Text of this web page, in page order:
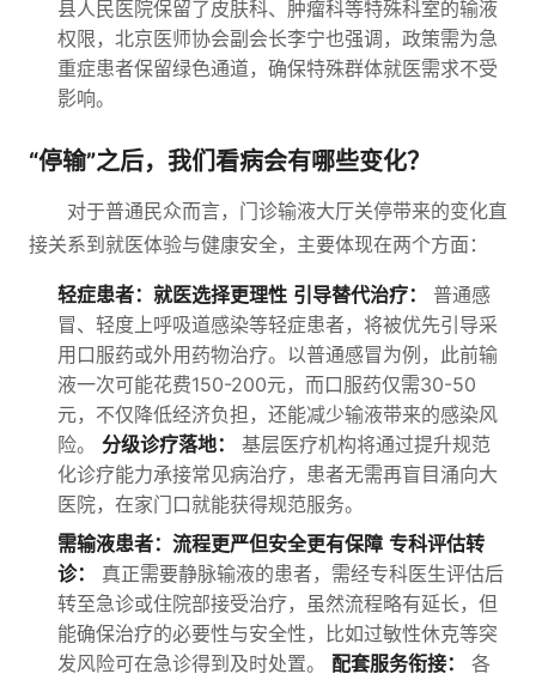
县人民医院保留了皮肤科、肿瘤科等特殊科室的输液
权限，北京医师协会副会长李宁也强调，政策需为急
重症患者保留绿色通道，确保特殊群体就医需求不受
影响。
“停输”之后，我们看病会有哪些变化？
对于普通民众而言，门诊输液大厅关停带来的变化直
接关系到就医体验与健康安全，主要体现在两个方面：
轻症患者：就医选择更理性 引导替代治疗：
普通感
冒、轻度上呼吸道感染等轻症患者，将被优先引导采
用口服药或外用药物治疗。以普通感冒为例，此前输
液一次可能花费150-200元，而口服药仅需30-50
元，不仅降低经济负担，还能减少输液带来的感染风
险。 分级诊疗落地：
基层医疗机构将通过提升规范
化诊疗能力承接常见病治疗，患者无需再盲目涌向大
医院，在家门口就能获得规范服务。
需输液患者：流程更严但安全更有保障 专科评估转
诊：
真正需要静脉输液的患者，需经专科医生评估后
转至急诊或住院部接受治疗，虽然流程略有延长，但
能确保治疗的必要性与安全性，比如过敏性休克等突
发风险可在急诊得到及时处置。 配套服务衔接：
各